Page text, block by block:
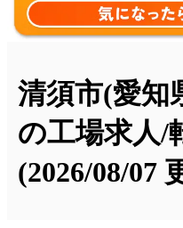
清須市(愛知
の工場求人/
(2026/08/07